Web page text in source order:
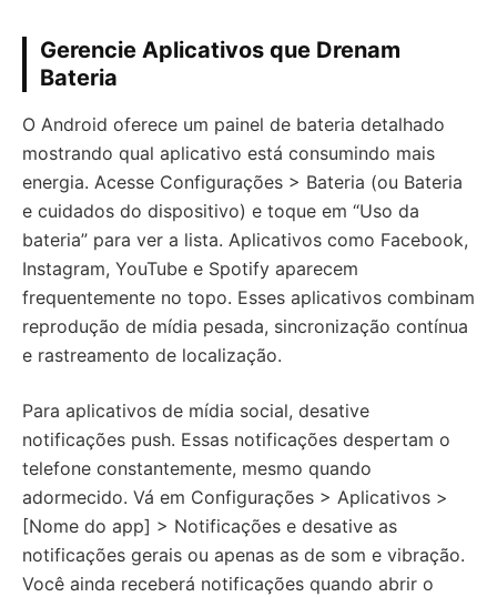
Gerencie Aplicativos que Drenam
Bateria
O Android oferece um painel de bateria detalhado
mostrando qual aplicativo está consumindo mais
energia. Acesse Configurações > Bateria (ou Bateria
e cuidados do dispositivo) e toque em “Uso da
bateria” para ver a lista. Aplicativos como Facebook,
Instagram, YouTube e Spotify aparecem
frequentemente no topo. Esses aplicativos combinam
reprodução de mídia pesada, sincronização contínua
e rastreamento de localização.
Para aplicativos de mídia social, desative
notificações push. Essas notificações despertam o
telefone constantemente, mesmo quando
adormecido. Vá em Configurações > Aplicativos >
[Nome do app] > Notificações e desative as
notificações gerais ou apenas as de som e vibração.
Você ainda receberá notificações quando abrir o